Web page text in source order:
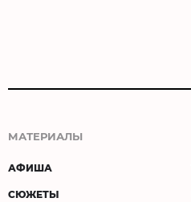
МАТЕРИАЛЫ
АФИША
СЮЖЕТЫ